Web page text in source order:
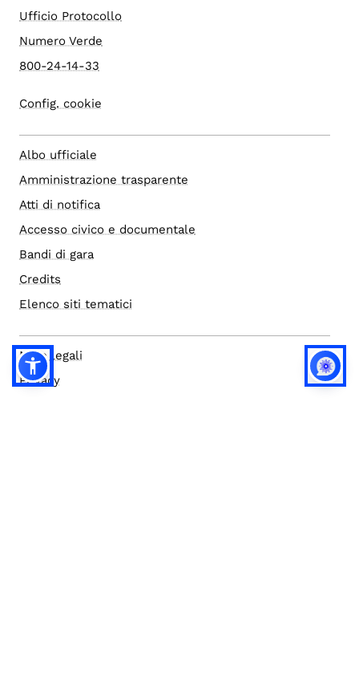
Ufficio Protocollo
Numero Verde
800-24-14-33
Config. cookie
Albo ufficiale
Amministrazione trasparente
Atti di notifica
Accesso civico e documentale
Bandi di gara
Credits
Elenco siti tematici
Note legali
Privacy